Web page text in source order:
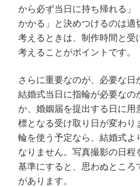
から必ず当日に持ち帰れる」
かかる」と決めつけるのは適
考えるときは、制作時間と受
考えることがポイントです。
さらに重要なのが、必要な日
結婚式当日に指輪が必要なの
か、婚姻届を提出する日に用
標となる受け取り日が変わり
輪を使う予定なら、結婚式よ
なりません。写真撮影の日程
基準にすると、思わぬところ
があります。